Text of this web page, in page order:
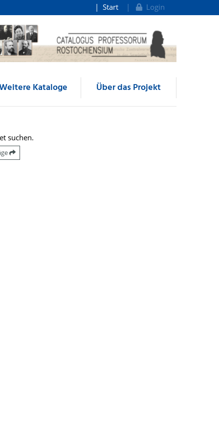
Start Login
Kataloge Über das Projekt
suchen.